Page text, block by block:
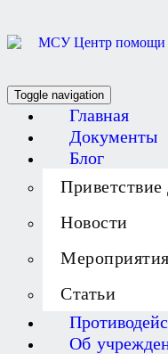
Toggle navigation
Главная
Документы
Блог
Новости
Мероприятия
Статьи
Об